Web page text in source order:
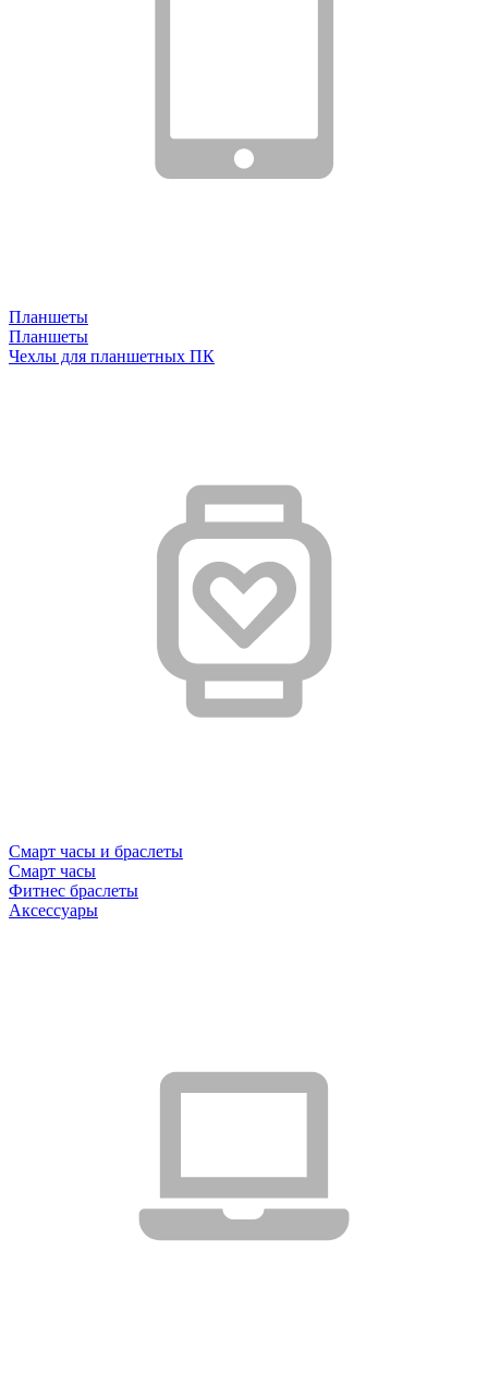
Планшеты
Планшеты
Чехлы для планшетных ПК
Смарт часы и браслеты
Смарт часы
Фитнес браслеты
Аксессуары